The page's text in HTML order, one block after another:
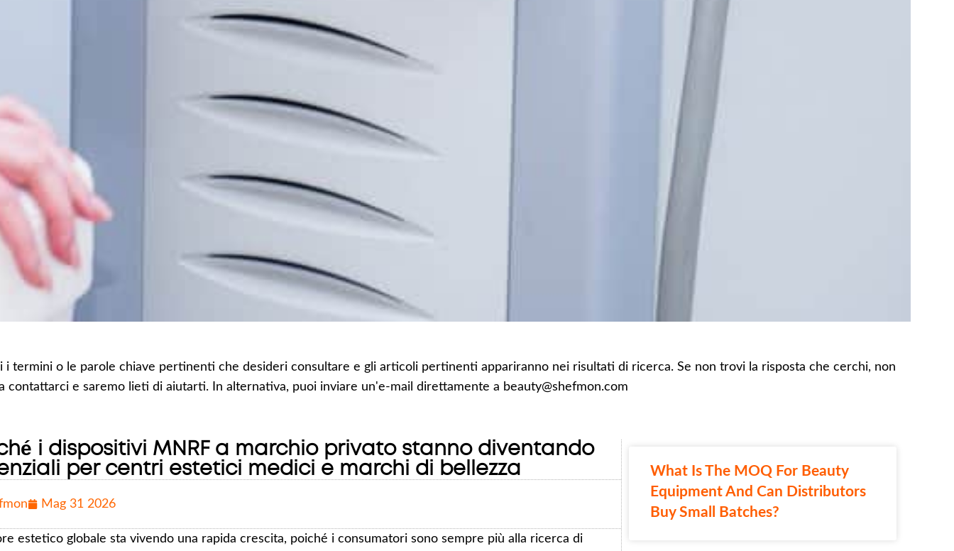
i termini o le parole chiave pertinenti che desideri consultare e gli articoli pertinenti appariranno nei risultati di ricerca. Se non trovi la risposta che cerchi, non
contattarci e saremo lieti di aiutarti. In alternativa, puoi inviare un'e-mail direttamente a beauty@shefmon.com
i dispositivi MNRF a marchio privato stanno diventando
per centri estetici medici e marchi di bellezza
Mag 31 2026
estetico globale sta vivendo una rapida crescita, poiché i consumatori sono sempre più alla ricerca di
What Is The MOQ For Beauty
Equipment And Can Distributors
Buy Small Batches?